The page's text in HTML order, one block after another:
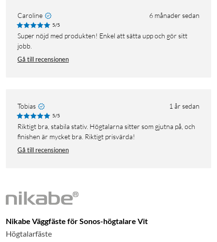
Caroline 6 månader sedan
5/5
Super nöjd med produkten! Enkel att sätta upp och gör sitt
jobb.
Gå till recensionen
Tobias 1 år sedan
5/5
Riktigt bra, stabila stativ. Högtalarna sitter som gjutna på, och
finishen är mycket bra. Riktigt prisvärda!
Gå till recensionen
Nikabe Väggfäste för Sonos-högtalare Vit
Högtalarfäste